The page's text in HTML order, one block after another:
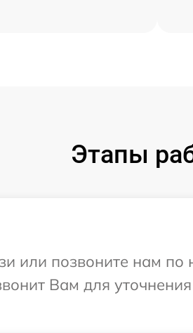
Этапы
или позвоните нам по
Вам для